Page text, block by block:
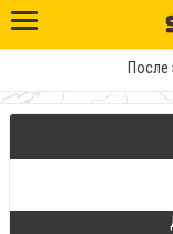
После